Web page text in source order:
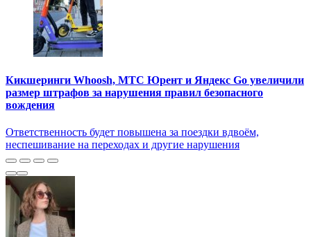
Кикшеринги Whoosh, МТС Юрент и Яндекс Go увеличили
размер штрафов за нарушения правил безопасного
вождения
Ответственность будет повышена за поездки вдвоём,
неспешивание на переходах и другие нарушения